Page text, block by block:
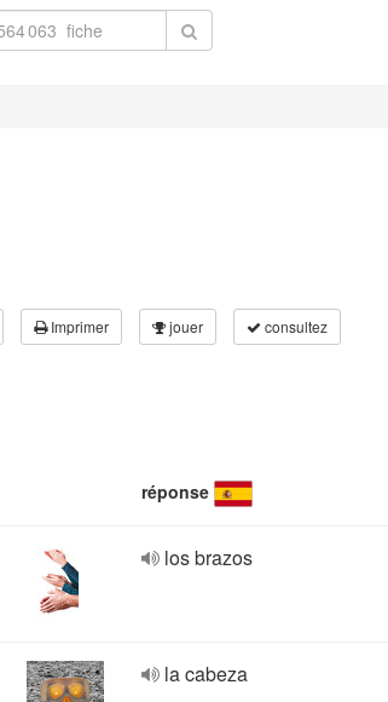
Imprimer jouer consultez
réponse
los brazos
la cabeza